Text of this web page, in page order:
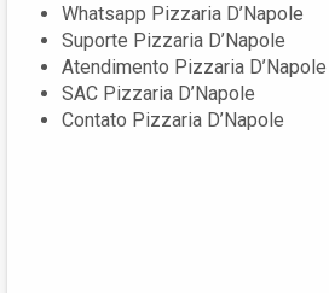
Whatsapp Pizzaria D’Napole
Suporte Pizzaria D’Napole
Atendimento Pizzaria D’Napole
SAC Pizzaria D’Napole
Contato Pizzaria D’Napole